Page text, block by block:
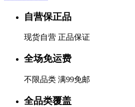
自营保正品
现货自营 正品保证
全场免运费
不限品类 满99免邮
全品类覆盖